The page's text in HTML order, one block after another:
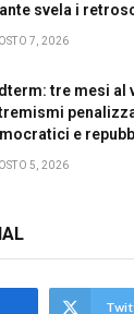
svela i
7, 2026
tre mesi al
e
5, 2026